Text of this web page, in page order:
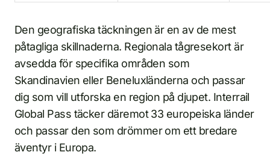
Den geografiska täckningen är en av de mest
påtagliga skillnaderna. Regionala tågresekort är
avsedda för specifika områden som
Skandinavien eller Beneluxländerna och passar
dig som vill utforska en region på djupet. Interrail
Global Pass täcker däremot 33 europeiska länder
och passar den som drömmer om ett bredare
äventyr i Europa.